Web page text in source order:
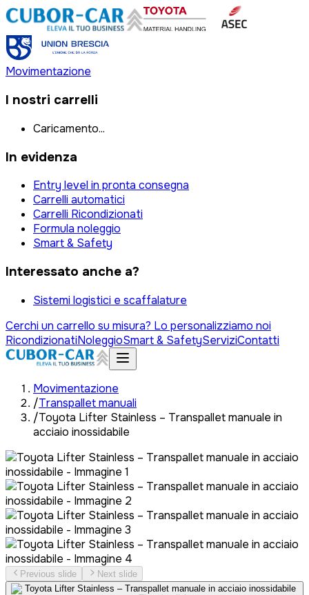
Movimentazione
I nostri carrelli
Caricamento...
In evidenza
Entry level in pronta consegna
Carrelli automatici
Carrelli Ricondizionati
Formula noleggio
Smart & Safety
Interessato anche a?
Sistemi logistici e scaffalature
Cerchi un carrello su misura? Lo personalizziamo noi
RicondizionatiNoleggioSmart & SafetyServiziContatti
Movimentazione
/Transpallet manuali
/Toyota Lifter Stainless – Transpallet manuale in
acciaio inossidabile
Previous slide Next slide